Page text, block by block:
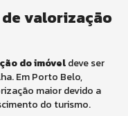
valorização
do imóveldeve ser
Em Porto Belo,
maior devido a
do turismo.